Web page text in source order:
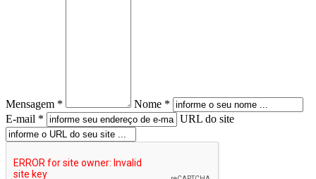
Mensagem *
Nome *
E-mail *
URL do site